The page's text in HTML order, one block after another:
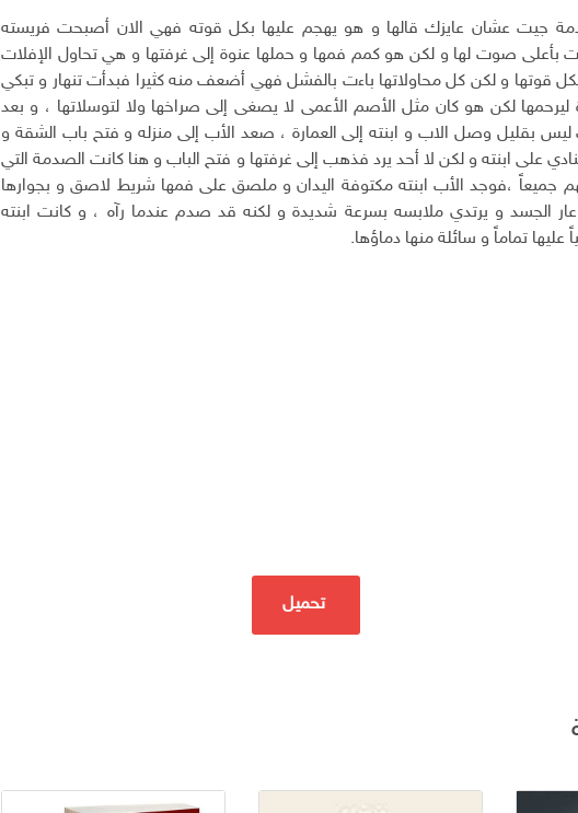
جيت عشان عايزك قالها و هو يهجم عليها بكل قوته فهي الان أصبحت فريسته
بأعلى صوت لها و لكن هو كمم فمها و حملها عنوة إلى غرفتها و هي تحاول الإفلات
قوتها و لكن كل محاولاتها باءت بالفشل فهي أضعف منه كثيرا فبدأت تنهار و تبكي
ليرحمها لكن هو كان مثل الأصم الأعمى لا يصغى إلى صراخها ولا لتوسلاتها ، و بعد
بقليل وصل الاب و ابنته إلى العمارة ، صعد الأب إلى منزله و فتح باب الشقة و
على ابنته و لكن لا أحد يرد فذهب إلى غرفتها و فتح الباب و هنا كانت الصدمة التي
جميعاً ،فوجد الأب ابنته مكتوفة اليدان و ملصق على فمها شريط لاصق و بجوارها
الجسد و يرتدي ملابسه بسرعة شديدة و لكنه قد صدم عندما رآه ، و كانت ابنته
عليها تماماً و سائلة منها دماؤها.
تحميل